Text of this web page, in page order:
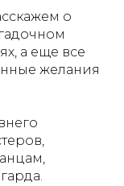
о
а еще все
желания